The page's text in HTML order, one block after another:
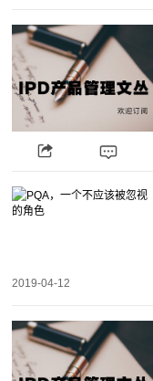
2019-04-12